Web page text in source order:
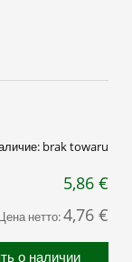
brak towaru
5,86 €
нетто:4,76 €
о наличии